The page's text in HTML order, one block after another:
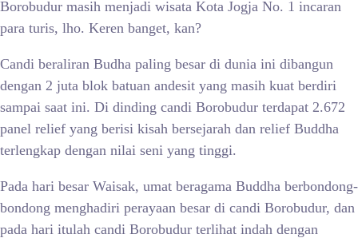
Borobudur masih menjadi wisata Kota Jogja No. 1 incaran
para turis, lho. Keren banget, kan?
Candi beraliran Budha paling besar di dunia ini dibangun
dengan 2 juta blok batuan andesit yang masih kuat berdiri
sampai saat ini. Di dinding candi Borobudur terdapat 2.672
panel relief yang berisi kisah bersejarah dan relief Buddha
terlengkap dengan nilai seni yang tinggi.
Pada hari besar Waisak, umat beragama Buddha berbondong-
bondong menghadiri perayaan besar di candi Borobudur, dan
pada hari itulah candi Borobudur terlihat indah dengan